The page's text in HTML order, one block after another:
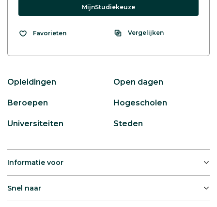
MijnStudiekeuze
Favorieten Vergelijken
Opleidingen Open dagen
Beroepen Hogescholen
Universiteiten Steden
Informatie voor
Snel naar